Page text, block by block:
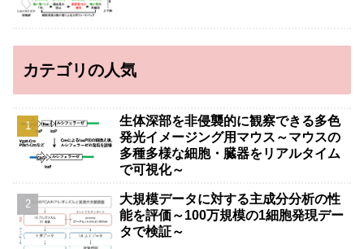
カテゴリの人気
生体深部を非侵襲的に観察できる多色
発光イメージング用マウス～マウスの
多種多様な細胞・臓器をリアルタイム
で可視化～
大規模データに対する主成分分析の性
能を評価～100万規模の1細胞発現デー
タで検証～